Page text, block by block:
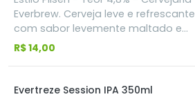
Angra Dos Reis e experimente essa
Mistura.
Everbrew. Cerveja leve e refrescante
com sabor levemente maltado e
baixo amargor. Ideal para curtir em
R$ 14,00
Evertreze Session IPA 350ml